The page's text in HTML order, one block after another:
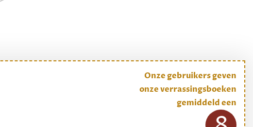
Onze gebruikers geven
onze verrassingsboeken
gemiddeld een